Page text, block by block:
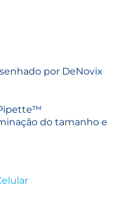
por DeNovix
do tamanho e